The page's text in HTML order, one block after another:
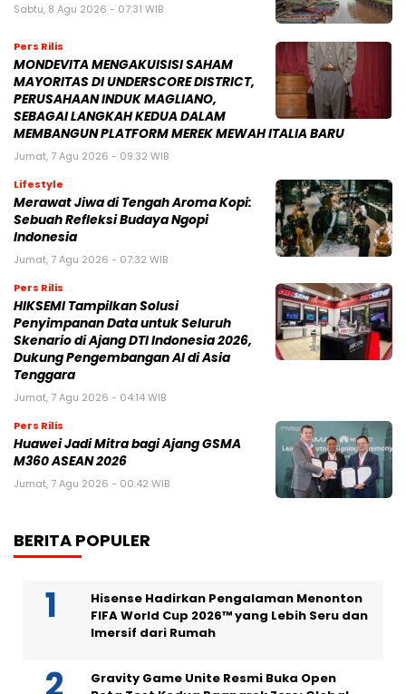
Sabtu, 8 Agu 2026 - 07:31 WIB
Pers Rilis
MONDEVITA MENGAKUISISI SAHAM
MAYORITAS DI UNDERSCORE DISTRICT,
PERUSAHAAN INDUK MAGLIANO,
SEBAGAI LANGKAH KEDUA DALAM
MEMBANGUN PLATFORM MEREK MEWAH ITALIA BARU
Jumat, 7 Agu 2026 - 09:32 WIB
Lifestyle
Merawat Jiwa di Tengah Aroma Kopi:
Sebuah Refleksi Budaya Ngopi
Indonesia
Jumat, 7 Agu 2026 - 07:32 WIB
Pers Rilis
HIKSEMI Tampilkan Solusi
Penyimpanan Data untuk Seluruh
Skenario di Ajang DTI Indonesia 2026,
Dukung Pengembangan AI di Asia
Tenggara
Jumat, 7 Agu 2026 - 04:14 WIB
Pers Rilis
Huawei Jadi Mitra bagi Ajang GSMA
M360 ASEAN 2026
Jumat, 7 Agu 2026 - 00:42 WIB
BERITA POPULER
Hisense Hadirkan Pengalaman Menonton
FIFA World Cup 2026™ yang Lebih Seru dan
Imersif dari Rumah
Gravity Game Unite Resmi Buka Open